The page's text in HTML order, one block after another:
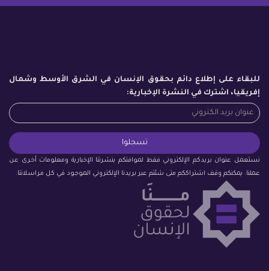
للبقاء على إطلاع دائم بحقوق الإنسان في الشرق الأوسط وشمال
إفريقيا، اشترك في النشرة الإخبارية:
نستعمل عنوان بريدكم الإلكتروني فقط لموافتكم بنشرتنا الإخبارية ومعلومات أخرى عن
عملنا. يمكنكم وقف اشتراككم متى شئتم عبر بريدنا الإلكتروني الموجود في كل مراسلاتنا.